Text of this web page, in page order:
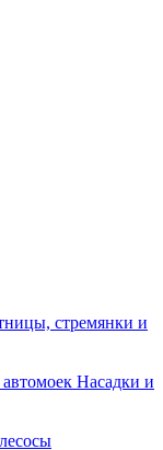
стремянки и
Насадки и